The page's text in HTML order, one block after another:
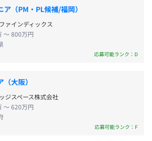
師を務める自社オリジナルの研修に加
プやパナソニックグループの研修、そ
修を取りそろえており、スキルアップ
います。
高槻市の本社、および大阪府門真市・
拠点を含む会社の定める就業場所、自
、および大阪府門真市・守口市・大東
神奈川県横浜市／滋賀県草津市の各
める就業場所 （リモートワークを行
社が指定する場所を含む出向を 命じ
場合は出向先の定める就業場所を含
実費支給
位で支給
まれる
割増率30%
宅向けの管理端末を開発しました。
ど、家中のあらゆるIoT機器の管
する端末です。端末の企画から開
導入といった、モノづくりの一連業
全性との両立を実現させています。
ュール タブレット用AI搭載カメ
発しました。モジュール上で撮影
で行い、タブレット上でデータと
クラウド上にアップするというソ
（PM・PL候補/福岡）
ァインディックス
〜 800万円
応募可能ランク：D
大阪）
ジスペース株式会社
〜 620万円
応募可能ランク：F